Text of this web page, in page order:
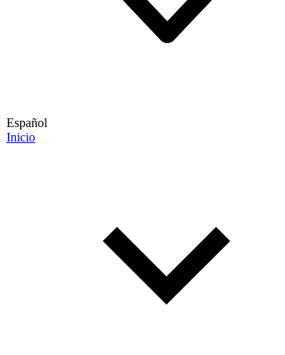
Español
Inicio